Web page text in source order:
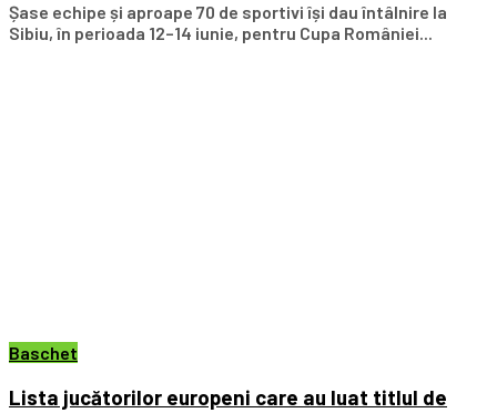
Șase echipe și aproape 70 de sportivi își dau întâlnire la
Sibiu, în perioada 12–14 iunie, pentru Cupa României...
Baschet
Lista jucătorilor europeni care au luat titlul de